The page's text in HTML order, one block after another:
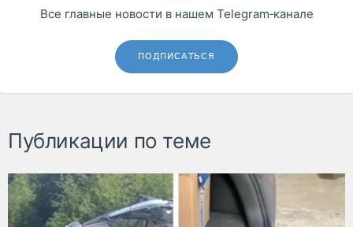
Все главные новости в нашем Telegram‑канале
ПОДПИСАТЬСЯ
Публикации по теме